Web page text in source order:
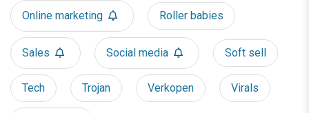
Online marketing Roller babies
Sales Social media Soft sell
Tech Trojan Verkopen Virals